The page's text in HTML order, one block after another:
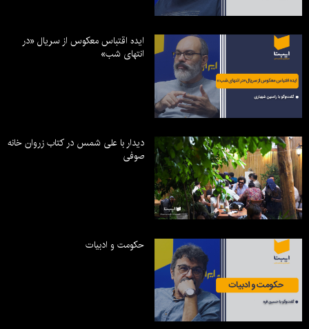
ایده اقتباس معکوس از سریال «در
انتهای شب»
دیدار با علی شمس در کتاب زروان خانه
صوفی
حکومت و ادبیات